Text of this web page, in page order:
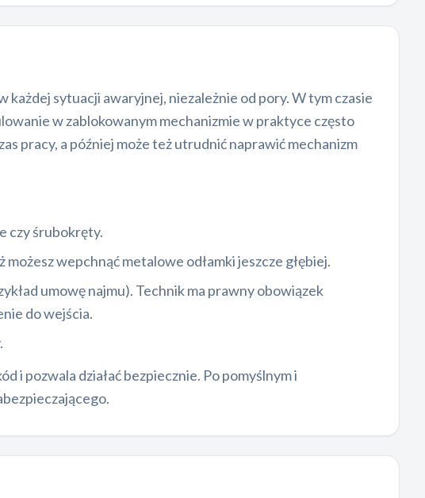
każdej sytuacji awaryjnej, niezależnie od pory. W tym czasie
w zablokowanym mechanizmie w praktyce często
pracy, a później może też utrudnić naprawić mechanizm
czy śrubokręty.
wepchnąć metalowe odłamki jeszcze głębiej.
umowę najmu). Technik ma prawny obowiązek
do wejścia.
i pozwala działać bezpiecznie. Po pomyślnym i